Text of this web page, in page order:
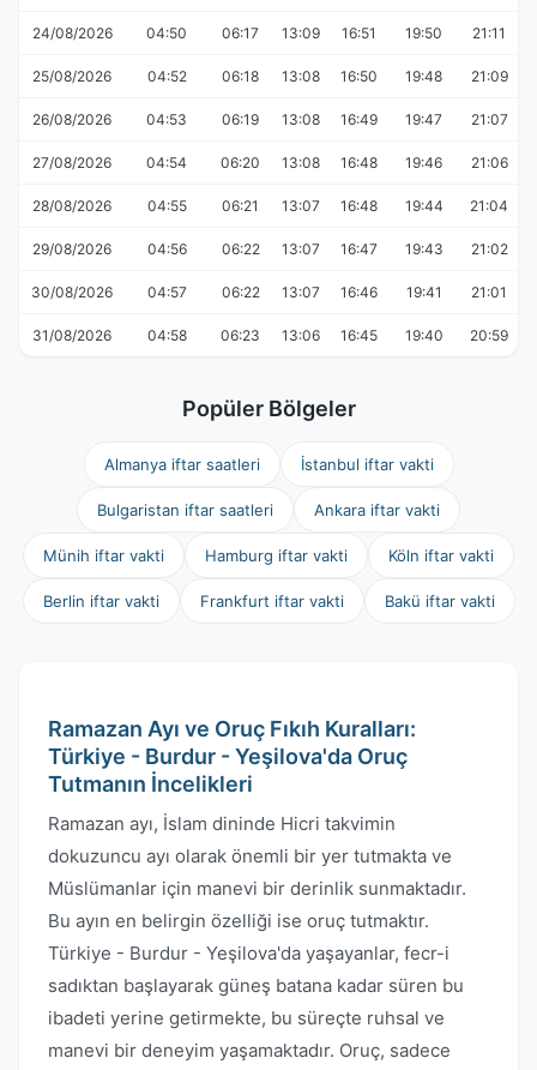
24/08/2026 04:50 06:17 13:09 16:51 19:50 21:11
25/08/2026 04:52 06:18 13:08 16:50 19:48 21:09
26/08/2026 04:53 06:19 13:08 16:49 19:47 21:07
27/08/2026 04:54 06:20 13:08 16:48 19:46 21:06
28/08/2026 04:55 06:21 13:07 16:48 19:44 21:04
29/08/2026 04:56 06:22 13:07 16:47 19:43 21:02
30/08/2026 04:57 06:22 13:07 16:46 19:41 21:01
31/08/2026 04:58 06:23 13:06 16:45 19:40 20:59
Popüler Bölgeler
Almanya iftar saatleri İstanbul iftar vakti
Bulgaristan iftar saatleri Ankara iftar vakti
Münih iftar vakti Hamburg iftar vakti Köln iftar vakti
Berlin iftar vakti Frankfurt iftar vakti Bakü iftar vakti
Ramazan Ayı ve Oruç Fıkıh Kuralları:
Türkiye - Burdur - Yeşilova'da Oruç
Tutmanın İncelikleri
Ramazan ayı, İslam dininde Hicri takvimin
dokuzuncu ayı olarak önemli bir yer tutmakta ve
Müslümanlar için manevi bir derinlik sunmaktadır.
Bu ayın en belirgin özelliği ise oruç tutmaktır.
Türkiye - Burdur - Yeşilova'da yaşayanlar, fecr-i
sadıktan başlayarak güneş batana kadar süren bu
ibadeti yerine getirmekte, bu süreçte ruhsal ve
manevi bir deneyim yaşamaktadır. Oruç, sadece